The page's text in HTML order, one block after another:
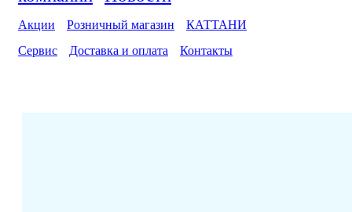
Акции Розничный магазин
КАТТАНИ
Сервис
Доставка и оплата Контакты